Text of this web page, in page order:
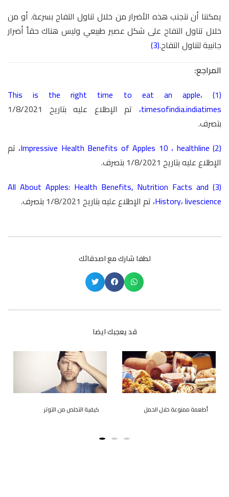
يمكننا أن نتجنب هذه الأضرار من خلال تناول التفاح بسرعة. أو من
خلال تناول التفاح على شكل عصير طبيعي وليس هناك حقاً أضرار
جانبية لتناول التفاح.(3)
المراجع:
(1)
This is the right time to eat an apple،
timesofindia.indiatimes،
تم الإطلاع عليه بتاريخ 1/8/2021
بتصرف.
(2)
Impressive Health Benefits of Apples 10 ، healthline ، تم
الإطلاع عليه بتاريخ 1/8/2021 بتصرف.
(3)
All About Apples: Health Benefits, Nutrition Facts and
History،livescience ، تم الإطلاع عليه بتاريخ 1/8/2021 بتصرف.
لطفا شارك مع اصدقائك
قد يعجبك ايضا
أطعمة ممنوعة خلال الحمل كيفية التخلص من التوتر